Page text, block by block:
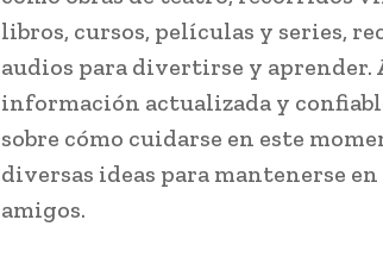
libros, cursos, películas y series,
audios para divertirse y aprender.
información actualizada y
sobre cómo cuidarse en este
diversas ideas para mantenerse
amigos.